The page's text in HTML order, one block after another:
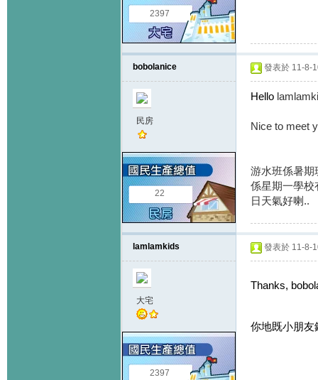
2397
bobolanice
民房
22
發表於 11-8-
Hello
Nice to meet
游水班係暑期
係星期一學校
日天氣好喇..
lamlamkids
大宅
2397
發表於 11-8-
Thanks,
你地既小朋友